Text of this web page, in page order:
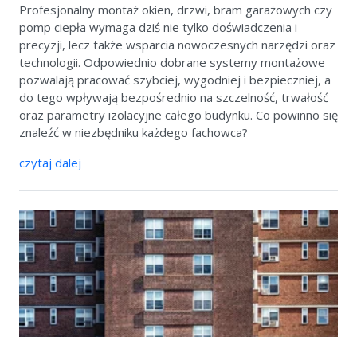
Profesjonalny montaż okien, drzwi, bram garażowych czy
pomp ciepła wymaga dziś nie tylko doświadczenia i
precyzji, lecz także wsparcia nowoczesnych narzędzi oraz
technologii. Odpowiednio dobrane systemy montażowe
pozwalają pracować szybciej, wygodniej i bezpieczniej, a
do tego wpływają bezpośrednio na szczelność, trwałość
oraz parametry izolacyjne całego budynku. Co powinno się
znaleźć w niezbędniku każdego fachowca?
czytaj dalej